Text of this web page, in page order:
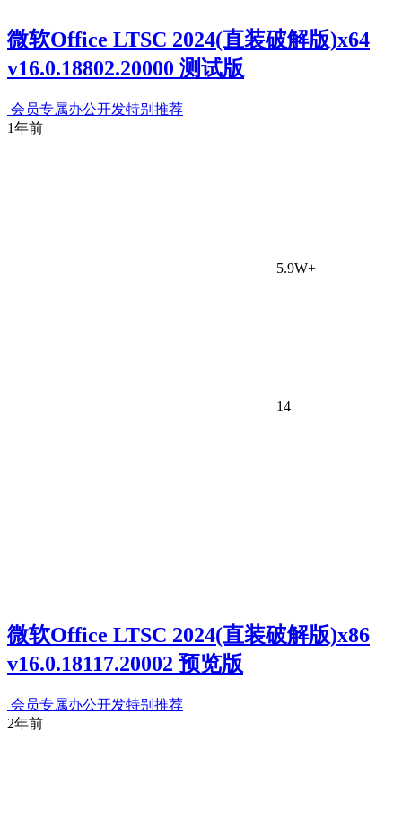
微软Office LTSC 2024(直装破解版)x64
v16.0.18802.20000 测试版
会员专属办公开发特别推荐
1年前
5.9W+
14
微软Office LTSC 2024(直装破解版)x86
v16.0.18117.20002 预览版
会员专属办公开发特别推荐
2年前